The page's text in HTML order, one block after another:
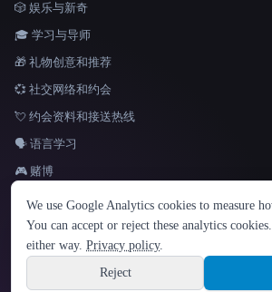
语言
English español Français Русский
Hindi
🎲 娱乐与新奇
🎓 学习与导师
🎁 礼物创意和推荐
💞 社交网络和约会
💘 约会资料和接送热线
🗣️ 语言学习
🎮 赌博
Site information
© 2026 That AI Collection. 保留所有权利。
Built with Metatron ★
build de3d624c
We use Google Analytics cookies to measure
You can accept or reject these analytics
either way. Privacy policy.
Reject